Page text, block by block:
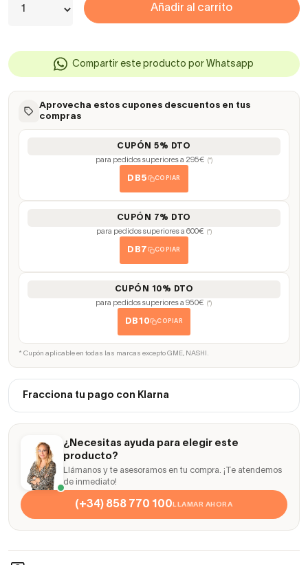
Añadir al carrito
Compartir este producto por Whatsapp
Aprovecha estos cupones descuentos en tus
compras
CUPÓN 5% DTO
para pedidos superiores a 295€ (*)
DB5 COPIAR
CUPÓN 7% DTO
para pedidos superiores a 600€ (*)
DB7 COPIAR
CUPÓN 10% DTO
para pedidos superiores a 950€ (*)
DB10 COPIAR
* Cupón aplicable en todas las marcas excepto GME, NASHI.
Fracciona tu pago con Klarna
¿Necesitas ayuda para elegir este
producto?
Llámanos y te asesoramos en tu compra. ¡Te atendemos
de inmediato!
(+34) 858 770 100LLAMAR AHORA